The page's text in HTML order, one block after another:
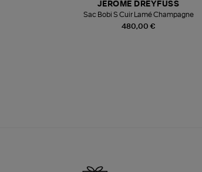
480,00 €
JEROME DREYFUSS
Sac Bobi S Cuir Lamé Champagne